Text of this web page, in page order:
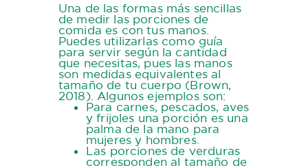
Una de las formas más sencillas
de medir las porciones de
comida es con tus manos.
Puedes utilizarlas como guía
para servir según la cantidad
que necesitas, pues las manos
son medidas equivalentes al
tamaño de tu cuerpo (Brown,
2018). Algunos ejemplos son:
Para carnes, pescados, aves
y frijoles una porción es una
palma de la mano para
mujeres y hombres.
Las porciones de verduras
corresponden al tamaño de